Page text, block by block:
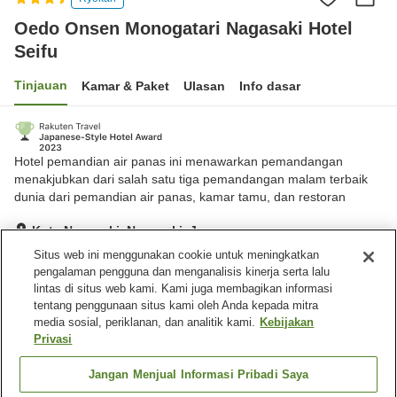
Oedo Onsen Monogatari Nagasaki Hotel
Seifu
Tinjauan Kamar & Paket Ulasan Info dasar
Hotel pemandian air panas ini menawarkan pemandangan
menakjubkan dari salah satu tiga pemandangan malam terbaik
dunia dari pemandian air panas, kamar tamu, dan restoran
Kota Nagasaki, Nagasaki, Jepang
Lihat di peta
Sangat baik Ulasan:643
Fasilitas properti
Tempat parkir
Sauna
Spa / Salon kecantikan
Mesin penjual otomatis
Situs web ini menggunakan cookie untuk meningkatkan
pengalaman pengguna dan menganalisis kinerja serta lalu
lintas di situs web kami. Kami juga membagikan informasi
tentang penggunaan situs kami oleh Anda kepada mitra
media sosial, periklanan, dan analitik kami. Kebijakan
Privasi
Jangan Menjual Informasi Pribadi Saya